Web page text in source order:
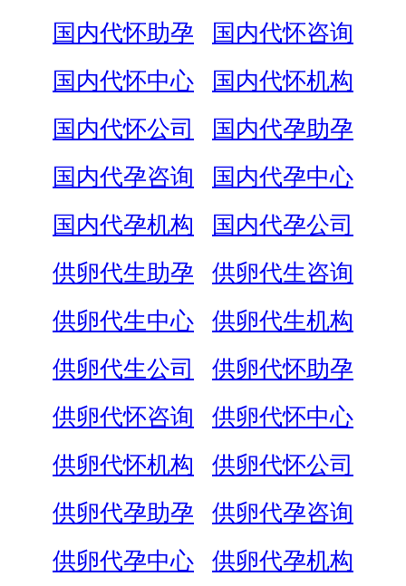
国内代怀助孕
国内代怀咨询
国内代怀中心
国内代怀机构
国内代怀公司
国内代孕助孕
国内代孕咨询
国内代孕中心
国内代孕机构
国内代孕公司
供卵代生助孕
供卵代生咨询
供卵代生中心
供卵代生机构
供卵代生公司
供卵代怀助孕
供卵代怀咨询
供卵代怀中心
供卵代怀机构
供卵代怀公司
供卵代孕助孕
供卵代孕咨询
供卵代孕中心
供卵代孕机构